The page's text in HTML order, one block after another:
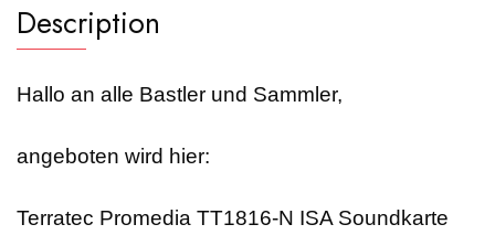
Description
Hallo an alle Bastler und Sammler,
angeboten wird hier:
Terratec Promedia TT1816-N ISA Soundkarte